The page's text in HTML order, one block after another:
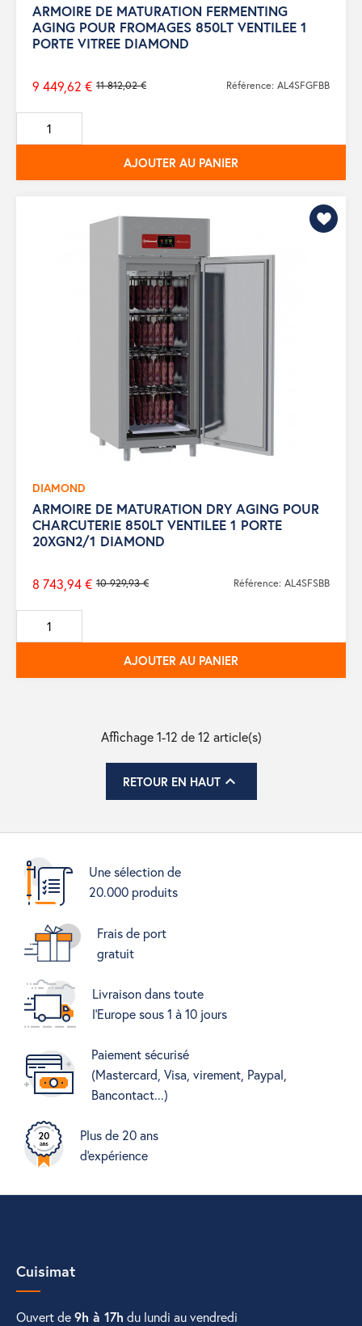
ARMOIRE DE MATURATION FERMENTING
AGING POUR FROMAGES 850LT VENTILEE 1
PORTE VITREE DIAMOND
Prix
de
base
11 812,02 €
9 449,62 € Référence: AL4SFGFBB
AJOUTER AU PANIER
DIAMOND
ARMOIRE DE MATURATION DRY AGING POUR
CHARCUTERIE 850LT VENTILEE 1 PORTE
20XGN2/1 DIAMOND
Prix
de
base
10 929,93 €
8 743,94 € Référence: AL4SFSBB
AJOUTER AU PANIER
Affichage 1-12 de 12 article(s)
RETOUR EN HAUT
Une sélection de
20.000 produits
Frais de port
gratuit
Livraison dans toute
l'Europe sous 1 à 10 jours
Paiement sécurisé
(Mastercard, Visa, virement, Paypal,
Bancontact...)
Plus de 20 ans
d'expérience
Cuisimat
Ouvert de9h à 17h du lundi au vendredi